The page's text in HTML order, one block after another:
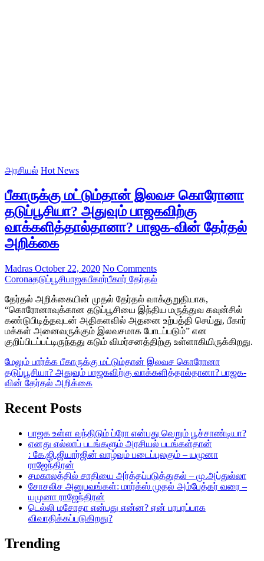
அரசியல் Hot News
பீகாருக்கு மட்டும்தான் இலவச கொரோனா
தடுப்பூசியா? அதுவும் பாஜகவிற்கு
வாக்களித்தால்தானா? பாஜக-வின் தேர்தல்
அறிக்கை
Madras October 22, 2020 No Comments
Coronaதடுப்பூசிபாஜகபீகார்பீகார் தேர்தல்
தேர்தல் அறிக்கையின் முதல் தேர்தல் வாக்குறுதியாக,
“கொரோனாவுக்கான தடுப்பூசியை இந்திய மருத்துவ கவுன்சில்
கண்டுபிடித்தவுடன் அதிகளவில் அதனை உற்பத்தி செய்து, பீகார்
மக்கள் அனைவருக்கும் இலவசமாக போடப்படும்” என
குறிப்பிடப்பட்டிருந்தது கடும் விமர்சனத்திற்கு உள்ளாகியிருக்கிறது.
மேலும் பார்க்க பீகாருக்கு மட்டும்தான் இலவச கொரோனா
தடுப்பூசியா? அதுவும் பாஜகவிற்கு வாக்களித்தால்தானா? பாஜக-
வின் தேர்தல் அறிக்கை
Recent Posts
பாஜக உள்ள வந்திடும் ப்ரோ என்பது வெறும் பூச்சாண்டியா?
எனது எல்லாப் படங்களும் அரசியல் படங்கள்தான்
: கே.ஜி.ஜியார்ஜின் வாழ்வும் படைப்புலகும் – யமுனா
ராஜேந்திரன்
சமகாலத்தில் சாதியை அர்த்தப்படுத்துதல் – மு.அப்துல்லா
சோசலிச அனுபவங்கள்: மார்க்ஸ் முதல் அம்பேத்கர் வரை –
யமுனா ராஜேந்திரன்
டெல்லி மசோதா என்பது என்ன? ஏன் பரபரப்பாக
விவாதிக்கப்படுகிறது?
Trending